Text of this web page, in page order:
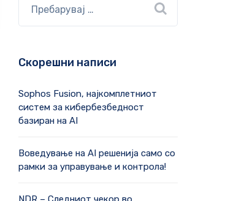
Скорешни написи
Sophos Fusion, најкомплетниот
систем за кибербезбедност
базиран на AI
Воведување на AI решенија само со
рамки за управување и контрола!